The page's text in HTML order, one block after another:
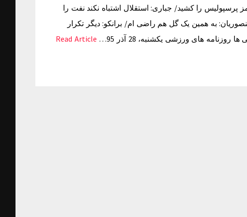
28 آذر 95 ذوب آهن ترمز پرسپولیس را کشید/ جباری: استقلال اشتباه نکند نفت را
به همین یک گل هم راضی ام/ برانکو: دیگر تکرار
های ورزشی یکشنبه، 28 آذر 95…
Read Article